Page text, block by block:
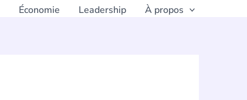
Économie Leadership À propos